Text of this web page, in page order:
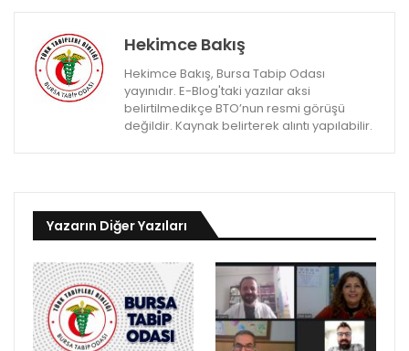
Hekimce Bakış
Hekimce Bakış, Bursa Tabip Odası
yayınıdır. E-Blog'taki yazılar aksi
belirtilmedikçe BTO’nun resmi görüşü
değildir. Kaynak belirterek alıntı yapılabilir.
Yazarın Diğer Yazıları